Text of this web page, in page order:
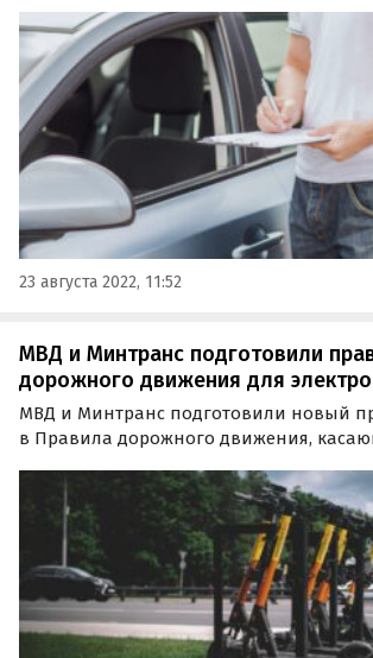
водителей избавят примерно от трети
проверок: общее количество пунктов
23 августа 2022, 11:52
МВД и Минтранс подготовили
дорожного движения для
МВД и Минтранс подготовили новый
в Правила дорожного движения,
мобильности (СИМ).